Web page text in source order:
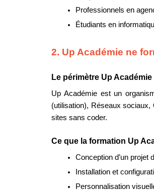
Professionnels en
Étudiants en
2. Up Académie ne
Le périmètre Up Académie
Up Académie est un
(utilisation), Réseaux sociaux,
sites sans coder.
Ce que la formation Up
Conception d’un projet
Installation et
Personnalisation